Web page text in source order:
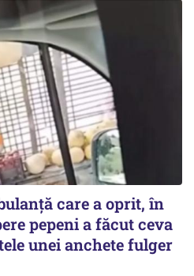
care a oprit, în
pepeni a făcut ceva
unei anchete fulger